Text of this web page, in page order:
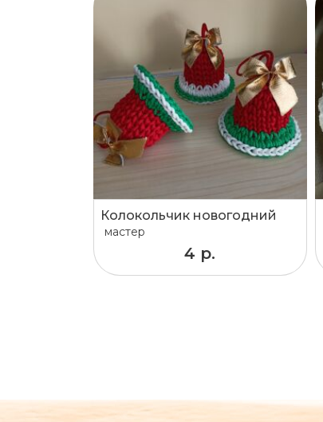
Колокольчик новогодний
мастер
4 р.